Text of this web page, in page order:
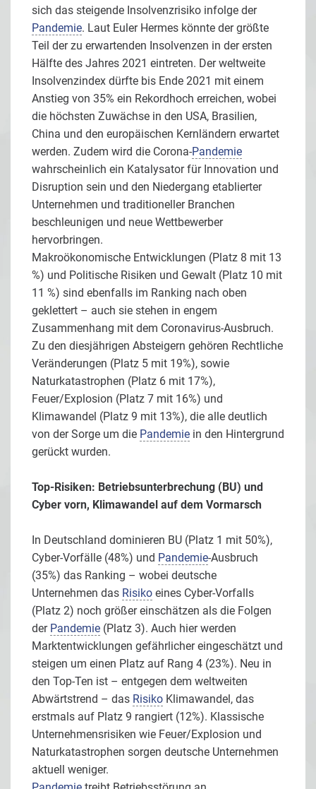
sich das steigende Insolvenzrisiko infolge der
Pandemie. Laut Euler Hermes könnte der größte
Teil der zu erwartenden Insolvenzen in der ersten
Hälfte des Jahres 2021 eintreten. Der weltweite
Insolvenzindex dürfte bis Ende 2021 mit einem
Anstieg von 35% ein Rekordhoch erreichen, wobei
die höchsten Zuwächse in den USA, Brasilien,
China und den europäischen Kernländern erwartet
werden. Zudem wird die Corona-Pandemie
wahrscheinlich ein Katalysator für Innovation und
Disruption sein und den Niedergang etablierter
Unternehmen und traditioneller Branchen
beschleunigen und neue Wettbewerber
hervorbringen.
Makroökonomische Entwicklungen (Platz 8 mit 13
%) und Politische Risiken und Gewalt (Platz 10 mit
11 %) sind ebenfalls im Ranking nach oben
geklettert – auch sie stehen in engem
Zusammenhang mit dem Coronavirus-Ausbruch.
Zu den diesjährigen Absteigern gehören Rechtliche
Veränderungen (Platz 5 mit 19%), sowie
Naturkatastrophen (Platz 6 mit 17%),
Feuer/Explosion (Platz 7 mit 16%) und
Klimawandel (Platz 9 mit 13%), die alle deutlich
von der Sorge um die Pandemie in den Hintergrund
gerückt wurden.
Top-Risiken: Betriebsunterbrechung (BU) und
Cyber vorn, Klimawandel auf dem Vormarsch
In Deutschland dominieren BU (Platz 1 mit 50%),
Cyber-Vorfälle (48%) und Pandemie-Ausbruch
(35%) das Ranking – wobei deutsche
Unternehmen das Risiko eines Cyber-Vorfalls
(Platz 2) noch größer einschätzen als die Folgen
der Pandemie (Platz 3). Auch hier werden
Marktentwicklungen gefährlicher eingeschätzt und
steigen um einen Platz auf Rang 4 (23%). Neu in
den Top-Ten ist – entgegen dem weltweiten
Abwärtstrend – das Risiko Klimawandel, das
erstmals auf Platz 9 rangiert (12%). Klassische
Unternehmensrisiken wie Feuer/Explosion und
Naturkatastrophen sorgen deutsche Unternehmen
aktuell weniger.